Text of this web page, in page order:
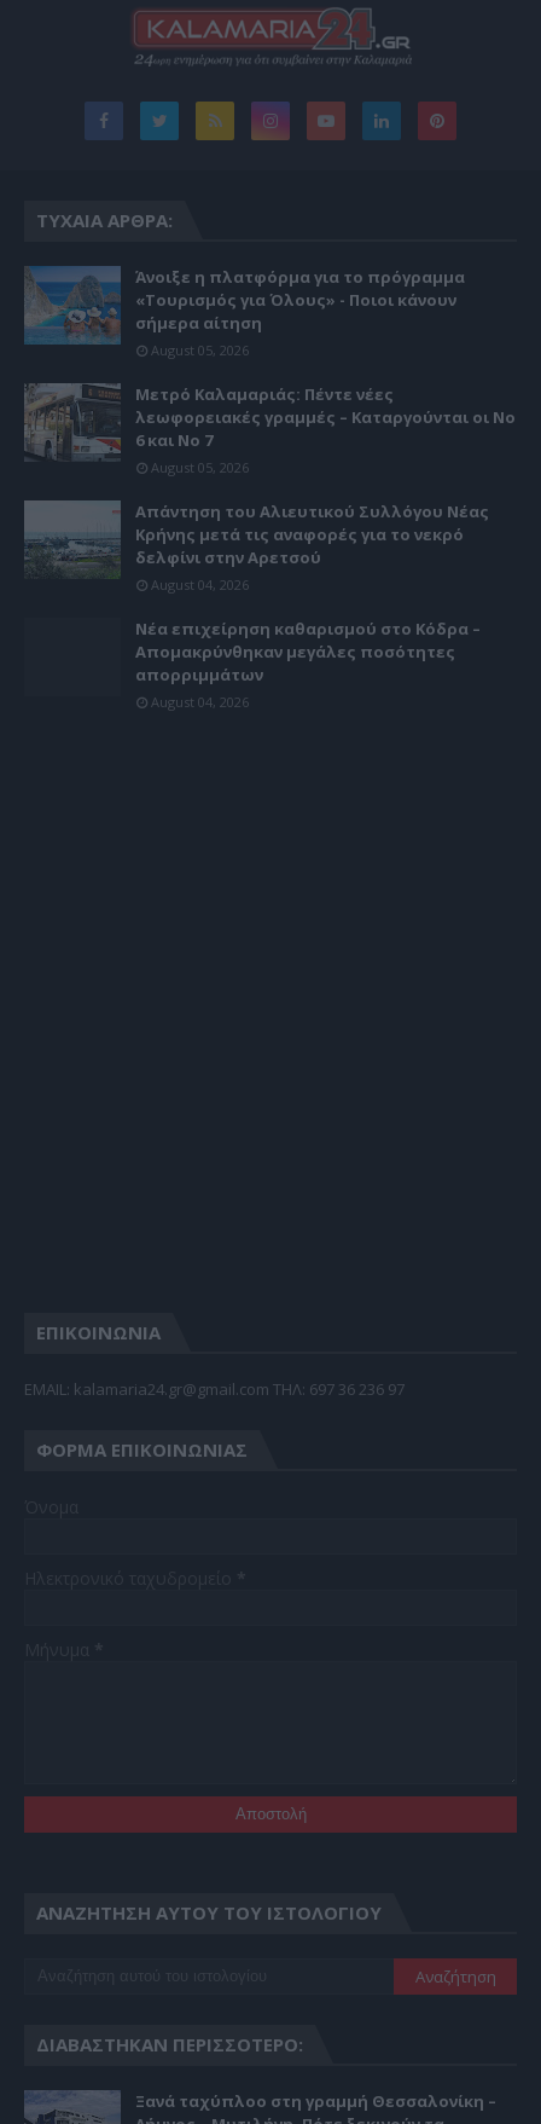
ΤΥΧΑΊΑ ΆΡΘΡΑ:
Άνοιξε η πλατφόρμα για το πρόγραμμα
«Τουρισμός για Όλους» - Ποιοι κάνουν
σήμερα αίτηση
August 05, 2026
Μετρό Καλαμαριάς: Πέντε νέες
λεωφορειακές γραμμές – Καταργούνται οι Νο
6 και Νο 7
August 05, 2026
Απάντηση του Αλιευτικού Συλλόγου Νέας
Κρήνης μετά τις αναφορές για το νεκρό
δελφίνι στην Αρετσού
August 04, 2026
Νέα επιχείρηση καθαρισμού στο Κόδρα –
Απομακρύνθηκαν μεγάλες ποσότητες
απορριμμάτων
August 04, 2026
ΕΠΙΚΟΙΝΩΝΙΑ
EMAIL: kalamaria24.gr@gmail.com TΗΛ: 697 36 236 97
ΦΌΡΜΑ ΕΠΙΚΟΙΝΩΝΊΑΣ
ΑΝΑΖΉΤΗΣΗ ΑΥΤΟΎ ΤΟΥ ΙΣΤΟΛΟΓΊΟΥ
ΔΙΑΒΆΣΤΗΚΑΝ ΠΕΡΙΣΣΌΤΕΡΟ:
Ξανά ταχύπλοο στη γραμμή Θεσσαλονίκη –